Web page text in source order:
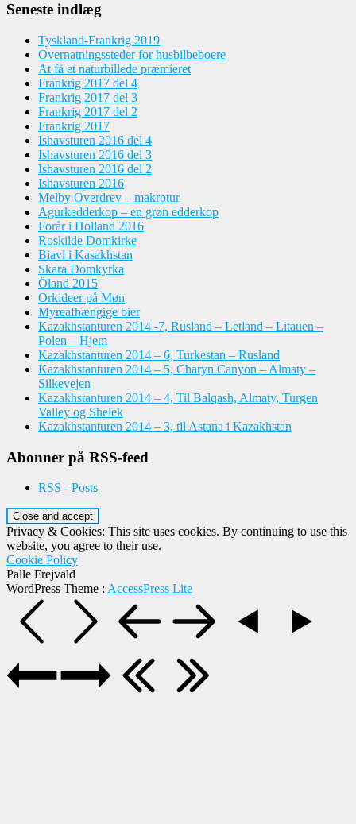
Seneste indlæg
Tyskland-Frankrig 2019
Overnatningssteder for husbilbeboere
At få et naturbillede præmieret
Frankrig 2017 del 4
Frankrig 2017 del 3
Frankrig 2017 del 2
Frankrig 2017
Ishavsturen 2016 del 4
Ishavsturen 2016 del 3
Ishavsturen 2016 del 2
Ishavsturen 2016
Melby Overdrev – makrotur
Agurkedderkop – en grøn edderkop
Forår i Holland 2016
Roskilde Domkirke
Biavl i Kasakhstan
Skara Domkyrka
Öland 2015
Orkideer på Møn
Myreafhængige bier
Kazakhstanturen 2014 -7, Rusland – Letland – Litauen –
Polen – Hjem
Kazakhstanturen 2014 – 6, Turkestan – Rusland
Kazakhstanturen 2014 – 5, Charyn Canyon – Almaty –
Silkevejen
Kazakhstanturen 2014 – 4, Til Balqash, Almaty, Turgen
Valley og Shelek
Kazakhstanturen 2014 – 3, til Astana i Kazakhstan
Abonner på RSS-feed
RSS - Posts
Privacy & Cookies: This site uses cookies. By continuing to use this
website, you agree to their use.
Cookie Policy
Palle Frejvald
WordPress Theme : AccessPress Lite